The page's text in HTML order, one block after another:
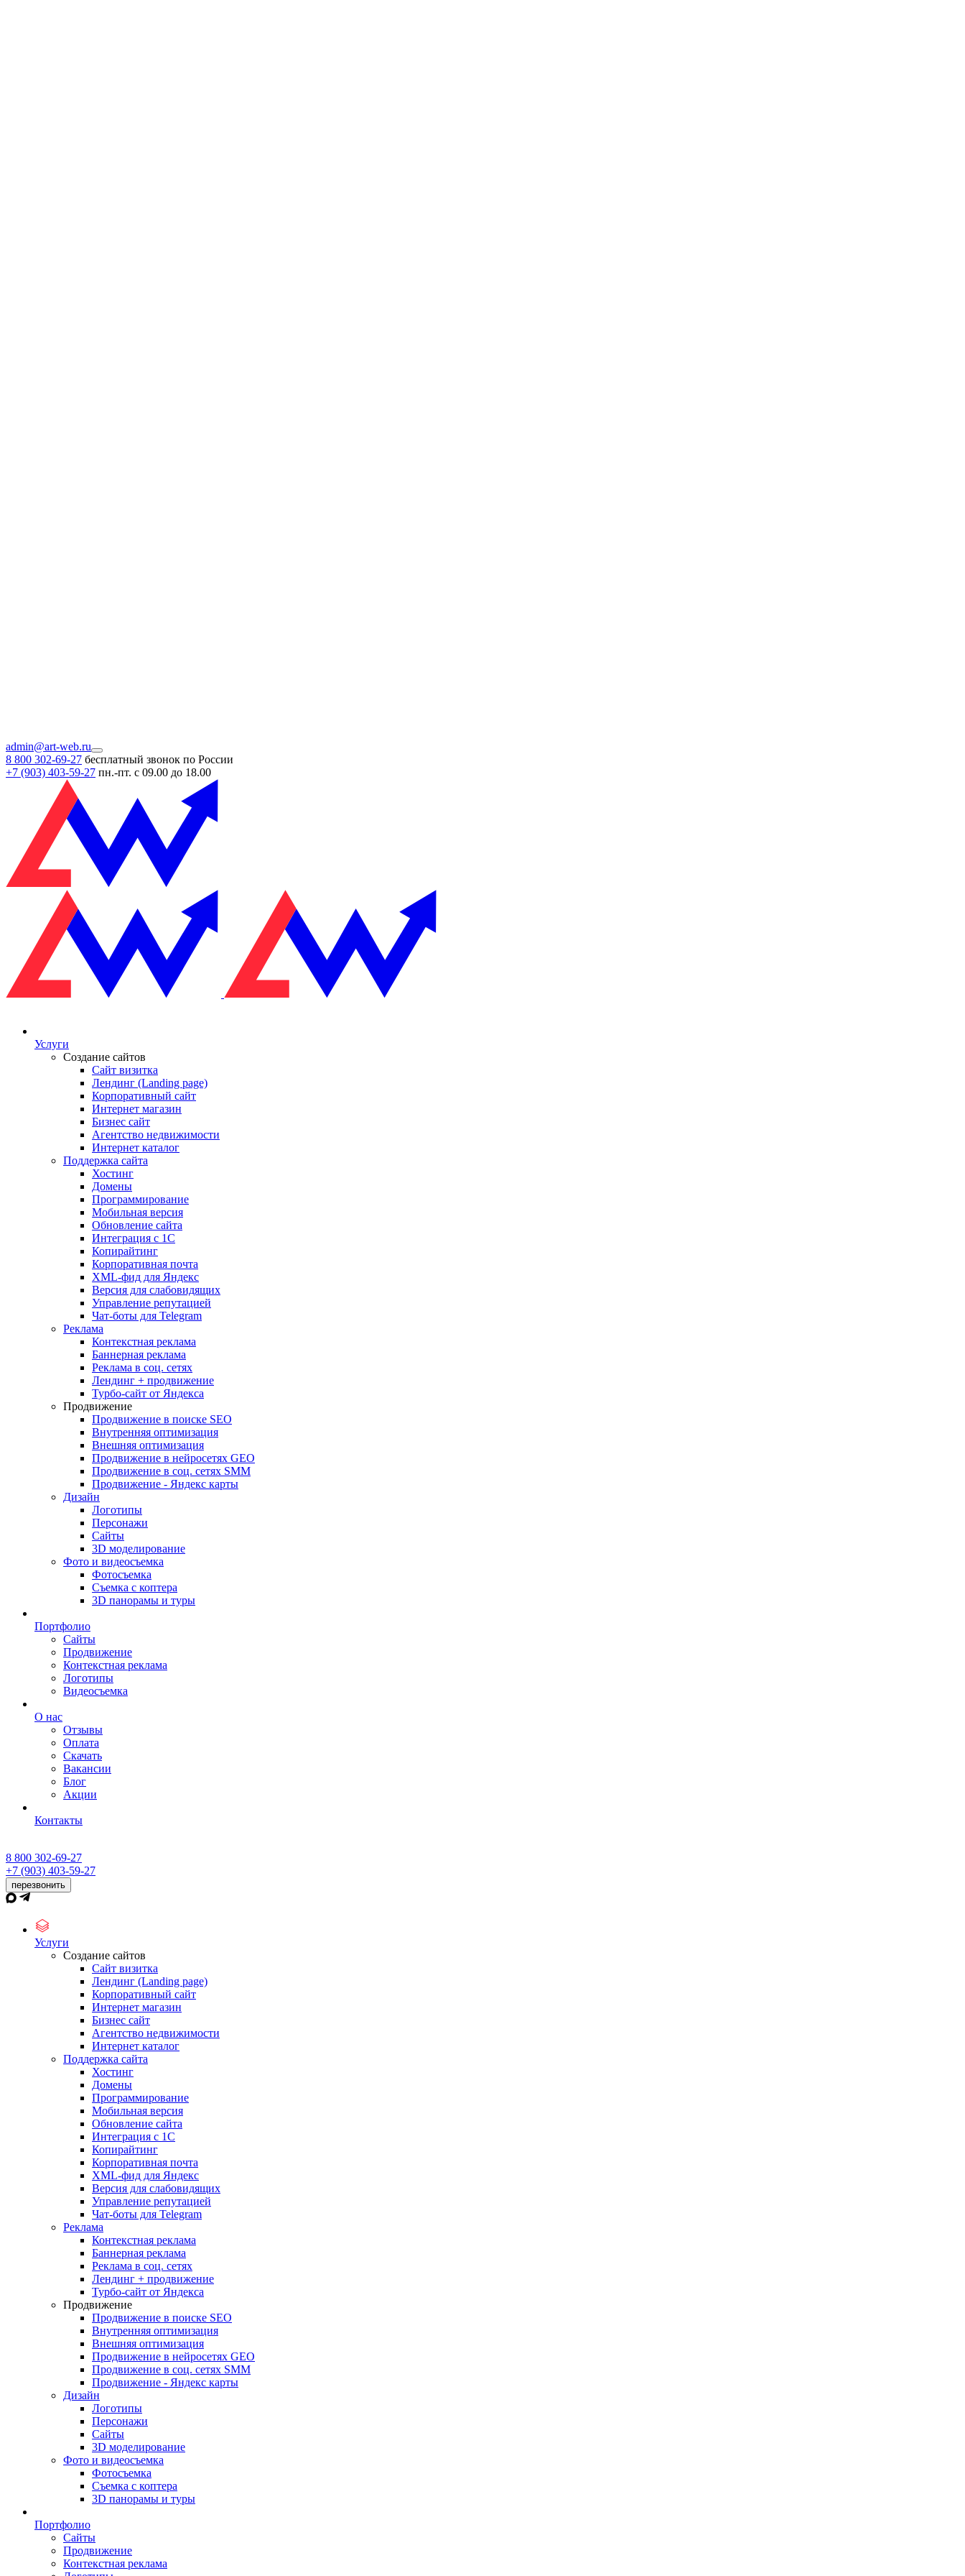
admin@art-web.ru
8 800 302-69-27 бесплатный звонок по России
+7 (903) 403-59-27 пн.-пт. с 09.00 до 18.00
Услуги
Создание сайтов
Сайт визитка
Лендинг (Landing page)
Корпоративный сайт
Интернет магазин
Бизнес сайт
Агентство недвижимости
Интернет каталог
Поддержка сайта
Хостинг
Домены
Программирование
Мобильная версия
Обновление сайта
Интеграция с 1С
Копирайтинг
Корпоративная почта
XML-фид для Яндекс
Версия для слабовидящих
Управление репутацией
Чат-боты для Telegram
Реклама
Контекстная реклама
Баннерная реклама
Реклама в соц. сетях
Лендинг + продвижение
Турбо-сайт от Яндекса
Продвижение
Продвижение в поиске SEO
Внутренняя оптимизация
Внешняя оптимизация
Продвижение в нейросетях GEO
Продвижение в соц. сетях SMM
Продвижение - Яндекс карты
Дизайн
Логотипы
Персонажи
Сайты
3D моделирование
Фото и видеосъемка
Фотосъемка
Съемка с коптера
3D панорамы и туры
Портфолио
Сайты
Продвижение
Контекстная реклама
Логотипы
Видеосъемка
О нас
Отзывы
Оплата
Скачать
Вакансии
Блог
Акции
Контакты
8 800 302-69-27
+7 (903) 403-59-27
перезвонить
Услуги
Создание сайтов
Сайт визитка
Лендинг (Landing page)
Корпоративный сайт
Интернет магазин
Бизнес сайт
Агентство недвижимости
Интернет каталог
Поддержка сайта
Хостинг
Домены
Программирование
Мобильная версия
Обновление сайта
Интеграция с 1С
Копирайтинг
Корпоративная почта
XML-фид для Яндекс
Версия для слабовидящих
Управление репутацией
Чат-боты для Telegram
Реклама
Контекстная реклама
Баннерная реклама
Реклама в соц. сетях
Лендинг + продвижение
Турбо-сайт от Яндекса
Продвижение
Продвижение в поиске SEO
Внутренняя оптимизация
Внешняя оптимизация
Продвижение в нейросетях GEO
Продвижение в соц. сетях SMM
Продвижение - Яндекс карты
Дизайн
Логотипы
Персонажи
Сайты
3D моделирование
Фото и видеосъемка
Фотосъемка
Съемка с коптера
3D панорамы и туры
Портфолио
Сайты
Продвижение
Контекстная реклама